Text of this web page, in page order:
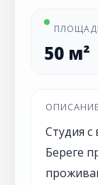
50 м²
Студия
Береге